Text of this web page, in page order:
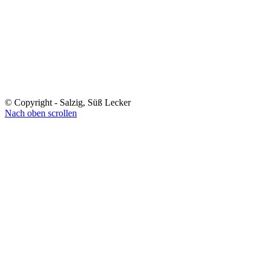
© Copyright - Salzig, Süß Lecker
Nach oben scrollen